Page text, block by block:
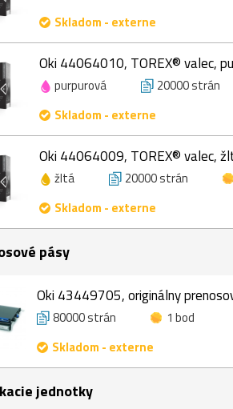
Skladom - externe
Oki 44064010, TOREX® valec,
purpurová 20000 strán
Skladom - externe
Oki 44064009, TOREX® valec,
žltá 20000 strán
Skladom - externe
pásy
Oki 43449705, originálny
80000 strán
1 bod
Skladom - externe
jednotky